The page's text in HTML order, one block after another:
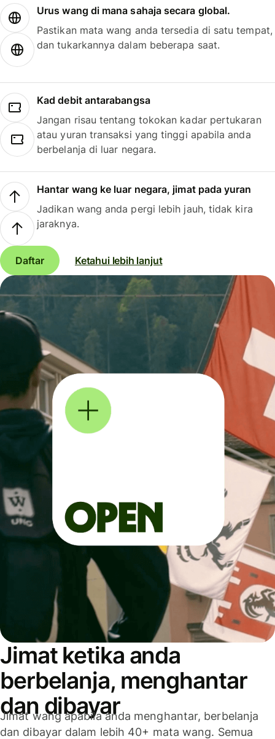
Urus wang di mana sahaja secara global.
Pastikan mata wang anda tersedia di satu tempat,
dan tukarkannya dalam beberapa saat.
Kad debit antarabangsa
Jangan risau tentang tokokan kadar pertukaran
atau yuran transaksi yang tinggi apabila anda
berbelanja di luar negara.
Hantar wang ke luar negara, jimat pada yuran
Jadikan wang anda pergi lebih jauh, tidak kira
jaraknya.
Daftar Ketahui lebih lanjut
Jimat ketika anda
berbelanja, menghantar
dan dibayar
Jimat wang apabila anda menghantar, berbelanja
dan dibayar dalam lebih 40+ mata wang. Semua